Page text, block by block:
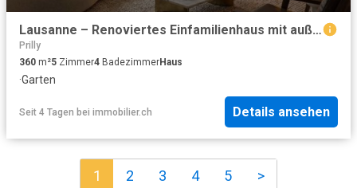
Lausanne – Renoviertes Einfamilienhaus mit außergewöhnlichem Garten
Prilly
360 m²5 Zimmer4 BadezimmerHaus
·Garten
Seit 4 Tagen bei immobilier.ch Details ansehen
1 2 3 4 5 >